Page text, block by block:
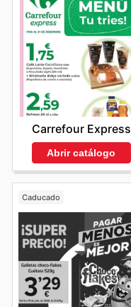
Carrefour Express
Abrir catálogo
Caducado